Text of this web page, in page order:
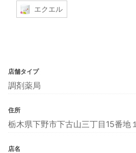
エクエル
店舗タイプ
調剤薬局
住所
栃木県下野市下古山三丁目15番地１
店名